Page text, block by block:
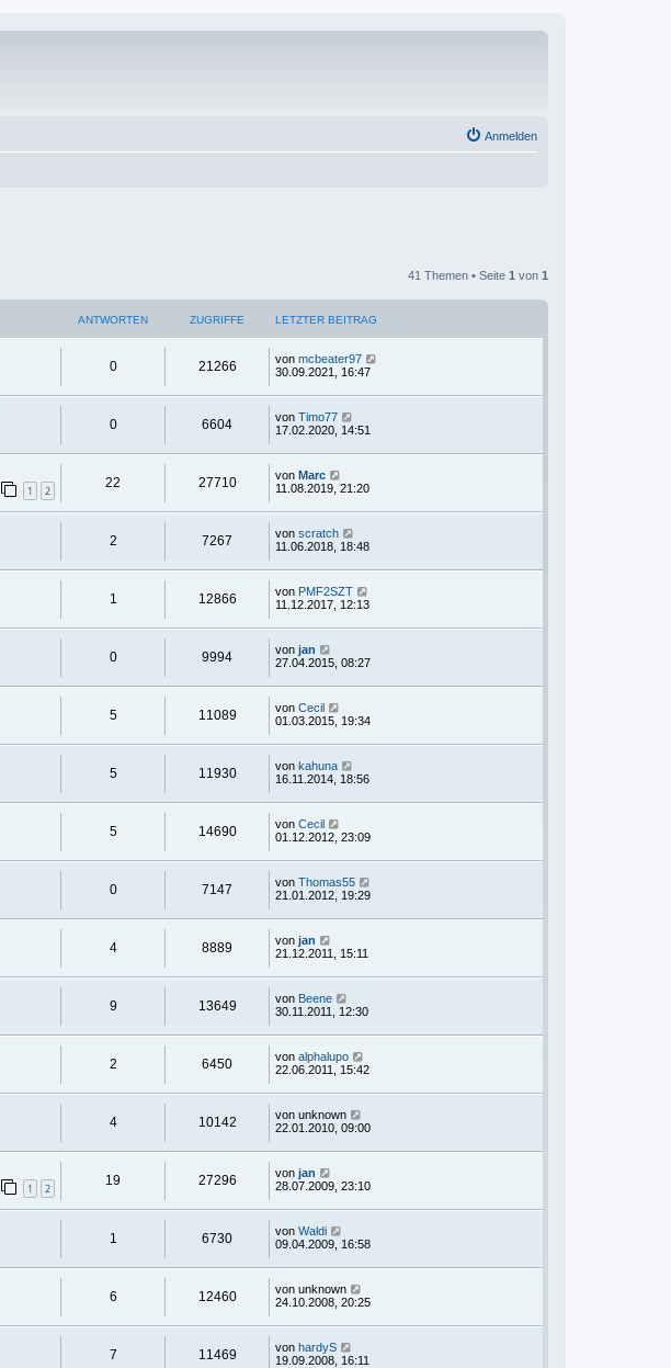
Anmelden
41 Themen • Seite 1 von 1
ANTWORTEN ZUGRIFFE LETZTER BEITRAG
0 21266 von mcbeater97
30.09.2021, 16:47
0 6604 von Timo77
17.02.2020, 14:51
1 2
22 27710 von Marc
11.08.2019, 21:20
2 7267 von scratch
11.06.2018, 18:48
1 12866 von PMF2SZT
11.12.2017, 12:13
0 9994 von jan
27.04.2015, 08:27
5 11089 von Cecil
01.03.2015, 19:34
5 11930 von kahuna
16.11.2014, 18:56
5 14690 von Cecil
01.12.2012, 23:09
0 7147 von Thomas55
21.01.2012, 19:29
4 8889 von jan
21.12.2011, 15:11
9 13649 von Beene
30.11.2011, 12:30
2 6450 von alphalupo
22.06.2011, 15:42
4 10142 von unknown
22.01.2010, 09:00
1 2
19 27296 von jan
28.07.2009, 23:10
1 6730 von Waldi
09.04.2009, 16:58
6 12460 von unknown
24.10.2008, 20:25
7 11469 von hardyS
19.09.2008, 16:11